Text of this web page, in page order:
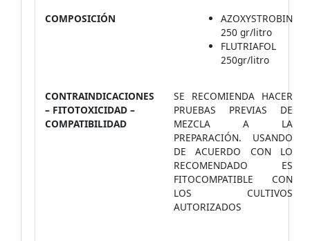
COMPOSICIÓN
AZOXYSTROBIN
250 gr/litro
FLUTRIAFOL
250gr/litro
CONTRAINDICACIONES
– FITOTOXICIDAD –
COMPATIBILIDAD
SE RECOMIENDA HACER
PRUEBAS PREVIAS DE
MEZCLA A LA
PREPARACIÓN. USANDO
DE ACUERDO CON LO
RECOMENDADO ES
FITOCOMPATIBLE CON
LOS CULTIVOS
AUTORIZADOS